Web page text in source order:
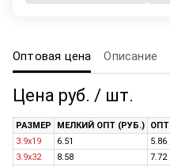
Оптовая цена Описание
Цена руб. / шт.
РАЗМЕР МЕЛКИЙ ОПТ (РУБ.)
3.9x19
6.51 5.86
3.9x32
8.58 7.72